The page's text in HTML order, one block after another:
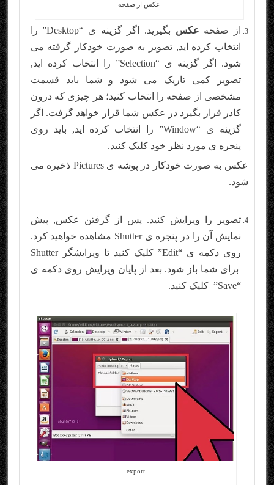
عکس از صفحه
از صفحه عکس
بگیرید. اگر گزینه ی “Desktop” را
انتخاب کرده اید, تصویر به صورت خودکار گرفته می
شود. اگر گزینه ی “Selection” را انتخاب کرده اید,
تصویر کمی تاریک می شود و شما باید قسمت
مشخصی از صفحه را انتخاب کنید؛ هر چیزی که درون
کادر قرار بگیرد در عکس شما قرار خواهد گرفت. اگر
گزینه ی “Window” را انتخاب کرده اید, باید روی
پنجره ی مورد نظر خود کلیک کنید.
عکس به صورت خودکار در پوشه ی Pictures ذخیره می
شود.
تصویر را ویرایش کنید. پس از گرفتن عکس, پیش
نمایش آن را در پنجره ی Shutter مشاهده خواهید کرد.
روی دکمه ی “Edit” کلیک کنید تا ویرایشگر Shutter
برای شما باز شود. بعد از پایان ویرایش روی دکمه ی
“Save” کلیک کنید.
export